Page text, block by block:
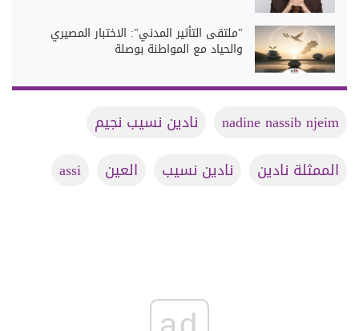
"ملتقى التأثير المدني": الاختبار المصيري
والحياد مع المواطنة بوصلة
nadine nassib njeim
نادين نسيب نجيم
الممثلة نادين
نادين نسيب العين assi